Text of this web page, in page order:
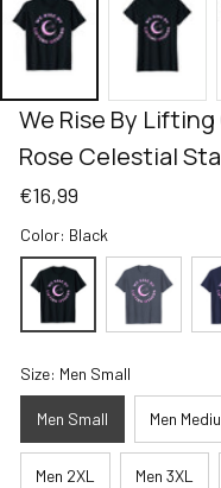
We Rise By
Rose Celestial
€16,99
Color: Black
Size: Men Small
Men Small Men
Men 2XL Men 3XL